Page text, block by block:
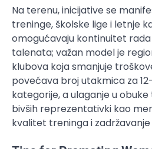
Na terenu, inicijative se
treninge, školske lige i letnje
omogućavaju kontinuitet
talenata; važan model je
klubova koja smanjuje
povećava broj utakmica za
kategorije, a ulaganje u
bivših reprezentativki kao
kvalitet treninga i